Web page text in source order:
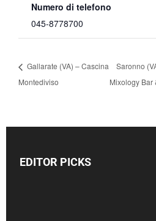
Numero di telefono
045-8778700
Gallarate (VA) – Cascina
Montediviso
Saronno
Mixology Bar
EDITOR PICKS